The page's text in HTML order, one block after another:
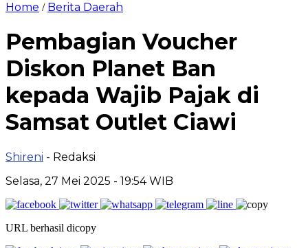
Home / Berita Daerah
Pembagian Voucher
Diskon Planet Ban
kepada Wajib Pajak di
Samsat Outlet Ciawi
Shireni - Redaksi
Selasa, 27 Mei 2025 - 19:54 WIB
URL berhasil dicopy